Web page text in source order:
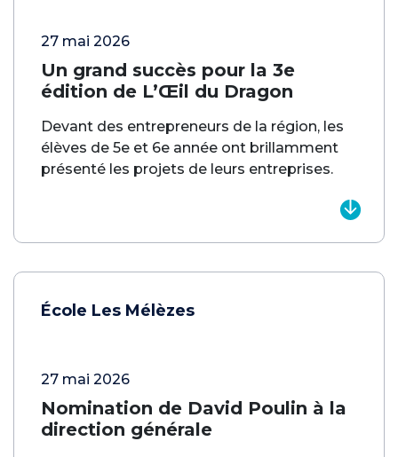
27 mai 2026
Un grand succès pour la 3e
édition de L’Œil du Dragon
Devant des entrepreneurs de la région, les
élèves de 5e et 6e année ont brillamment
présenté les projets de leurs entreprises.
École Les Mélèzes
27 mai 2026
Nomination de David Poulin à la
direction générale